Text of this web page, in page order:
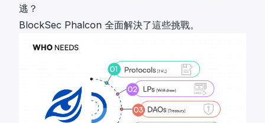
逃？
BlockSec Phalcon 全面解決了這些挑戰。